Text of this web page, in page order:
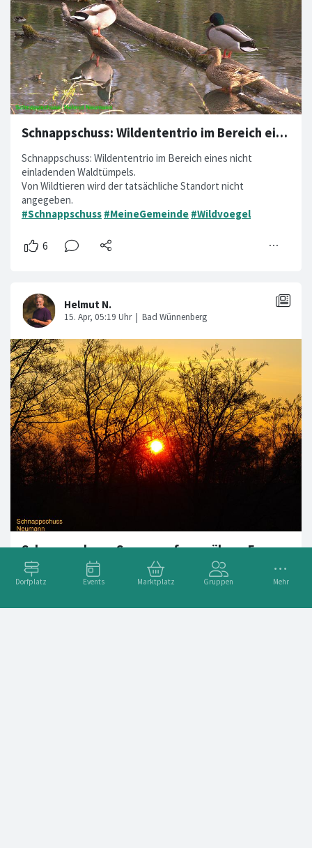
Dorfplatz Events Marktplatz Gruppen Mehr
Schnappschuss: Wildententrio im Bereich eines nicht einladenden Waldtümpels.
Schnappschuss: Wildententrio im Bereich eines nicht
einladenden Waldtümpels.
Von Wildtieren wird der tatsächliche Standort nicht
angegeben.
#Schnappschuss #MeineGemeinde #Wildvoegel
Schnappschuss: Sonnenaufgang übern Empertal von Leiberg
Schnappschuss: Sonnenaufgang übern Empertal von Leiberg.
Foto: H. Neumann
#Schnappschuss
#MeineGemeinde